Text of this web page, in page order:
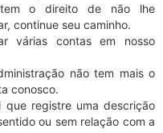
o direito de não lhe
continue seu caminho.
várias contas em nosso
não tem mais o
conosco.
que registre uma descrição
ou sem relação com a